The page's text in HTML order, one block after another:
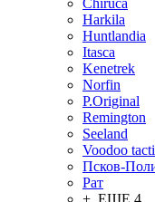
Chiruсa
Harkila
Huntlandia
Itasca
Kenetrek
Norfin
P.Original
Remington
Seeland
Voodoo
Псков-
Рат
+ ЕЩЕ 4